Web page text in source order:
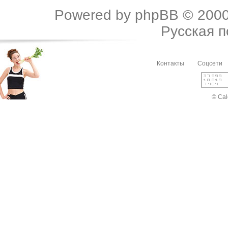
Powered by phpBB ©
Русская
Контакты Соцсети
©